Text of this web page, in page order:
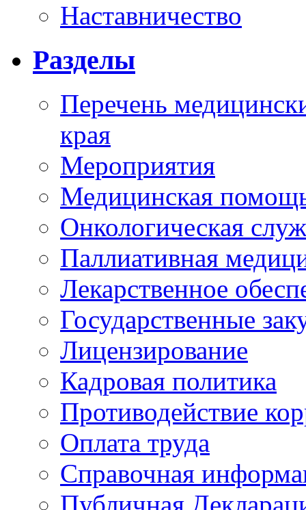
Наставничество
Разделы
Перечень
края
Мероприятия
Медицинская
Онкологическая
Паллиативная
Лекарственное
Государственные
Лицензирование
Кадровая политика
Противодействие
Оплата труда
Справочная